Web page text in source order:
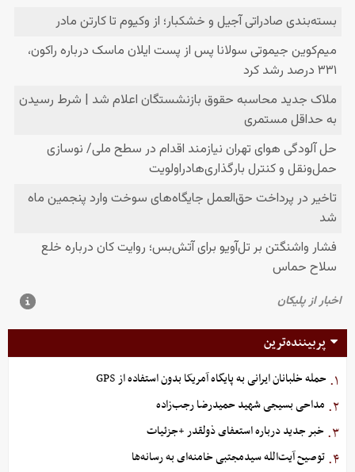
پربیننده‌ترین
۱. حمله خلبانان ایرانی به پایگاه آمریکا بدون استفاده از GPS
۲. مداحی بسیجی شهید حمیدرضا رجب‌زاده
۳. خبر جدید درباره استعفای ذولقدر +جزئیات
۴. توصیح آیت‌الله سیدمجتبی خامنه‌ای به رسانه‌ها